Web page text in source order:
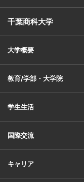
千葉商科大学
大学概要
教育/学部・大学院
学生生活
国際交流
キャリア